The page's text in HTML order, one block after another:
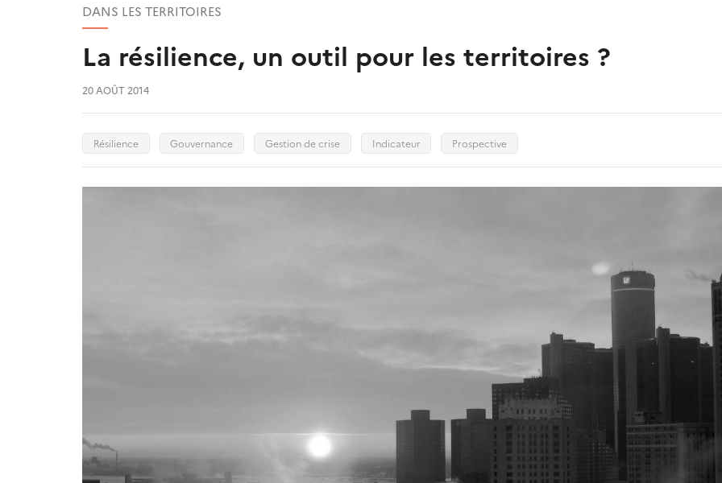
DANS LES TERRITOIRES
La résilience, un outil pour les territoires ?
20 AOÛT 2014
Résilience Gouvernance Gestion de crise Indicateur Prospective